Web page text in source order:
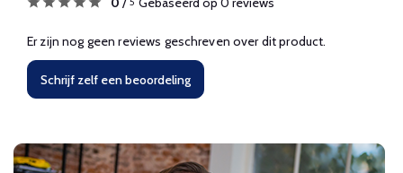
Er zijn nog geen reviews geschreven over dit product.
Schrijf zelf een beoordeling